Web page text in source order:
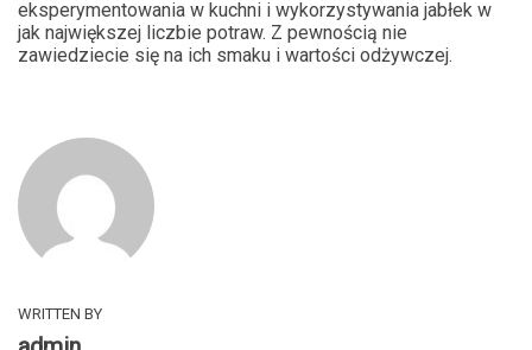
eksperymentowania w kuchni i wykorzystywania jabłek w
jak największej liczbie potraw. Z pewnością nie
zawiedziecie się na ich smaku i wartości odżywczej.
WRITTEN BY